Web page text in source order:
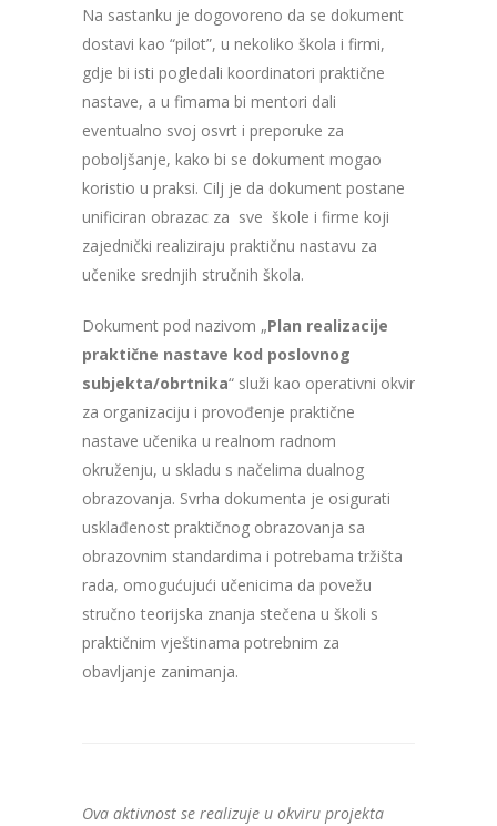
Na sastanku je dogovoreno da se dokument
dostavi kao “pilot”, u nekoliko škola i firmi,
gdje bi isti pogledali koordinatori praktične
nastave, a u fimama bi mentori dali
eventualno svoj osvrt i preporuke za
poboljšanje, kako bi se dokument mogao
koristio u praksi. Cilj je da dokument postane
unificiran obrazac za sve škole i firme koji
zajednički realiziraju praktičnu nastavu za
učenike srednjih stručnih škola.
Dokument pod nazivom „Plan realizacije
praktične nastave kod poslovnog
subjekta/obrtnika“ služi kao operativni okvir
za organizaciju i provođenje praktične
nastave učenika u realnom radnom
okruženju, u skladu s načelima dualnog
obrazovanja. Svrha dokumenta je osigurati
usklađenost praktičnog obrazovanja sa
obrazovnim standardima i potrebama tržišta
rada, omogućujući učenicima da povežu
stručno teorijska znanja stečena u školi s
praktičnim vještinama potrebnim za
obavljanje zanimanja.
Ova aktivnost se realizuje u okviru projekta